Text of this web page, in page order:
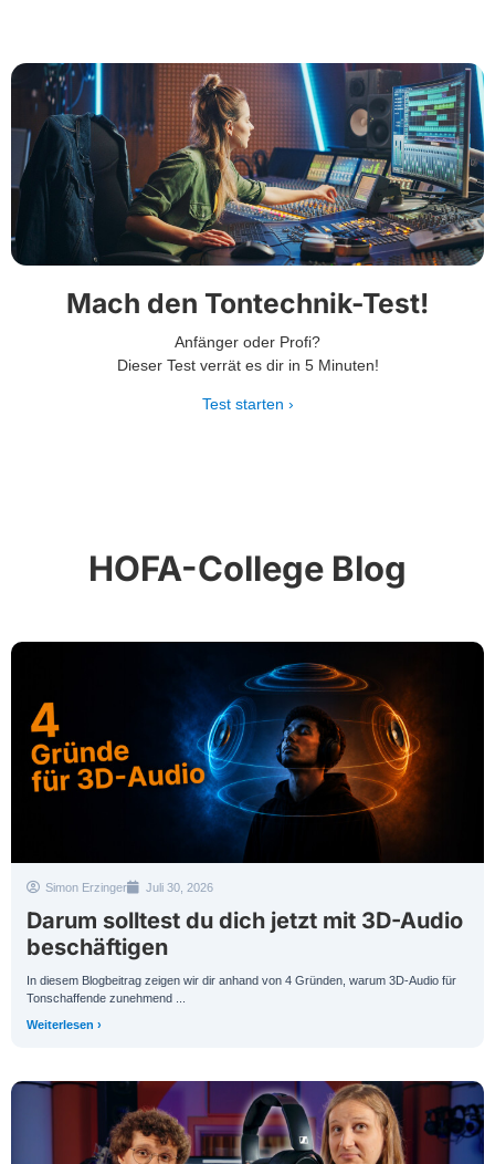
Mach den Tontechnik-Test!
Anfänger oder Profi?
Dieser Test verrät es dir in 5 Minuten!
Test starten
HOFA-College Blog
Simon Erzinger Juli 30, 2026
Darum solltest du dich jetzt mit 3D-Audio
beschäftigen
In diesem Blogbeitrag zeigen wir dir anhand von 4 Gründen, warum 3D-Audio für
Tonschaffende zunehmend ...
Weiterlesen ›